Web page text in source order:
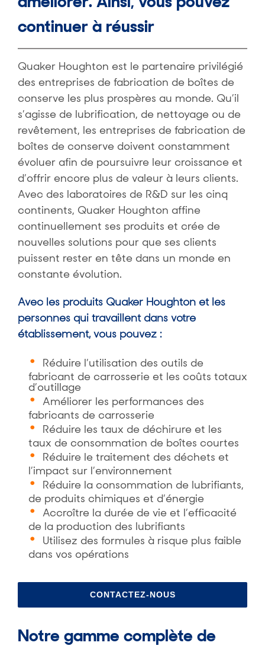
continuer à réussir
Quaker Houghton est le partenaire privilégié
des entreprises de fabrication de boîtes de
conserve les plus prospères au monde. Qu’il
s’agisse de lubrification, de nettoyage ou de
revêtement, les entreprises de fabrication de
boîtes de conserve doivent constamment
évoluer afin de poursuivre leur croissance et
d’offrir encore plus de valeur à leurs clients.
Avec des laboratoires de R&D sur les cinq
continents, Quaker Houghton affine
continuellement ses produits et crée de
nouvelles solutions pour que ses clients
puissent rester en tête dans un monde en
constante évolution.
Avec les produits Quaker Houghton et les
personnes qui travaillent dans votre
établissement, vous pouvez :
Réduire l’utilisation des outils de
fabricant de carrosserie et les coûts totaux
d’outillage
Améliorer les performances des
fabricants de carrosserie
Réduire les taux de déchirure et les
taux de consommation de boîtes courtes
Réduire le traitement des déchets et
l’impact sur l’environnement
Réduire la consommation de lubrifiants,
de produits chimiques et d’énergie
Accroître la durée de vie et l’efficacité
de la production des lubrifiants
Utilisez des formules à risque plus faible
dans vos opérations
CONTACTEZ-NOUS
Notre gamme complète de